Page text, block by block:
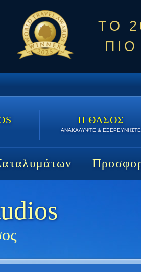
ΤΟ
Η ΘΑΣΟΣ
ΑΝΑΚΑΛΥΨΤΕ & ΕΞΕΡΕΥΝΗΣΤΕ